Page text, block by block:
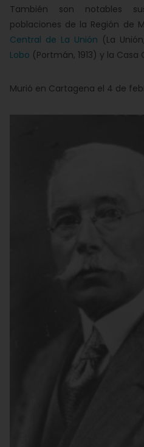
También son notables
poblaciones de la Región de
Central de La Unión (La
Lobo (Portmán, 1913) y la Casa
Murió en Cartagena el 4 de